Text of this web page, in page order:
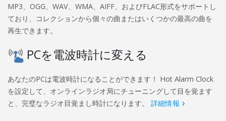
MP3、OGG、WAV、WMA、AIFF、およびFLAC形式をサポートし
ており、コレクションから個々の曲またはいくつかの最高の曲を
再生できます。
PCを電波時計に変える
あなたのPCは電波時計になることができます！ Hot Alarm Clock
を設定して、オンラインラジオ局にチューニングして目を覚ます
と、完璧なラジオ目覚まし時計になります。 詳細情報